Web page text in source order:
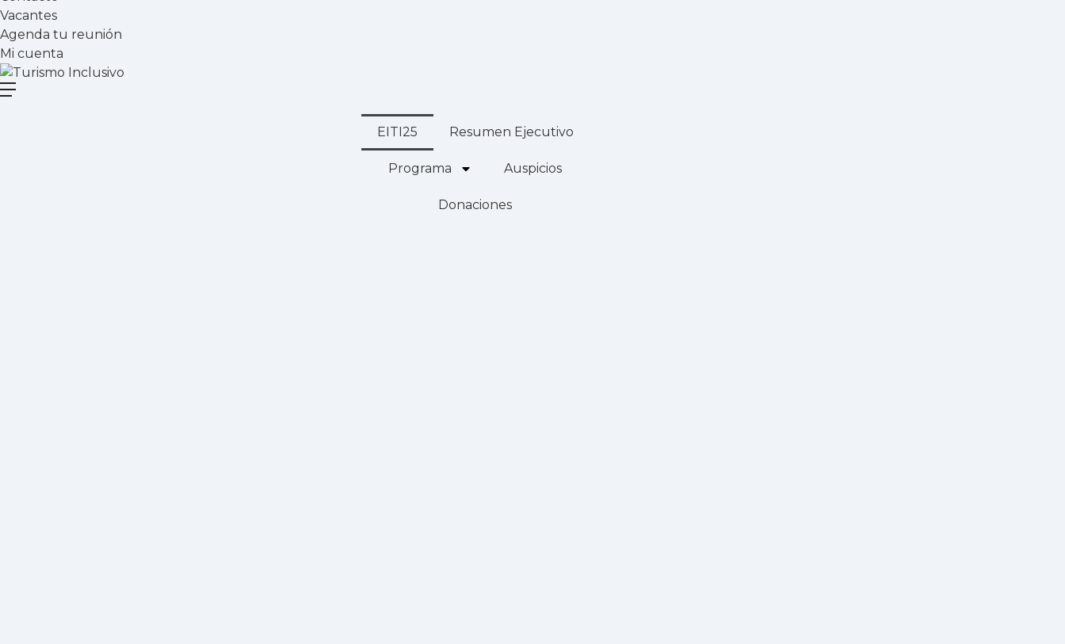
Vacantes
Agenda tu reunión
Mi cuenta
EITI25 Resumen Ejecutivo
Programa Auspicios
Donaciones